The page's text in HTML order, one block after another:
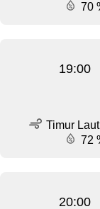
70
19:00
Timur
72
20:00